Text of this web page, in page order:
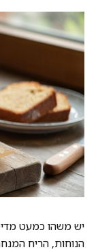
יש משהו כמעט
הנוחות, הריח